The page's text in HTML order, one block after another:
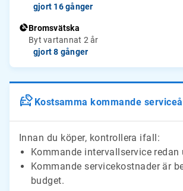
gjort 16 gånger
Bromsvätska
Byt vartannat 2 år
gjort 8 gånger
Kostsamma kommande
Innan du köper, kontrollera ifall:
Kommande intervallservice redan
Kommande servicekostnader är
budget.